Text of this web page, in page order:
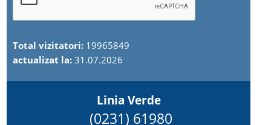
Total vizitatori: 19965849
actualizat la:31.07.2026
Linia Verde
(0231) 61980